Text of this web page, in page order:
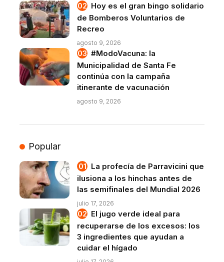
Hoy es el gran bingo solidario
de Bomberos Voluntarios de
Recreo
agosto 9, 2026
#ModoVacuna: la
Municipalidad de Santa Fe
continúa con la campaña
itinerante de vacunación
agosto 9, 2026
Popular
La profecía de Parravicini que
ilusiona a los hinchas antes de
las semifinales del Mundial 2026
julio 17, 2026
El jugo verde ideal para
recuperarse de los excesos: los
3 ingredientes que ayudan a
cuidar el hígado